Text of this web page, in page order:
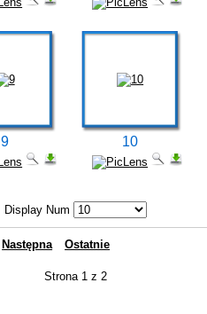
9 10
Display Num
Następna Ostatnie
Strona 1 z 2